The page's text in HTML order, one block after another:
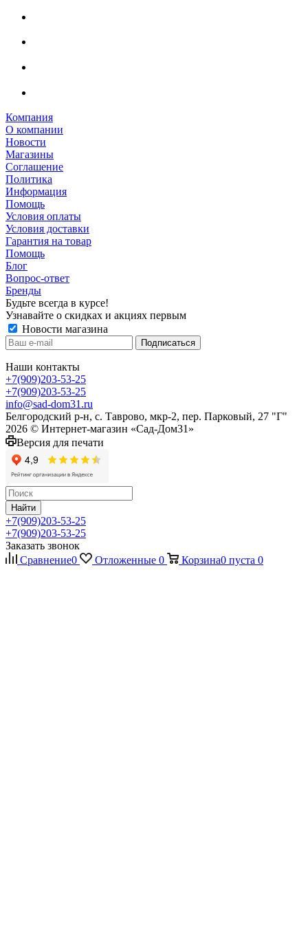
Компания
О компании
Новости
Магазины
Соглашение
Политика
Информация
Помощь
Условия оплаты
Условия доставки
Гарантия на товар
Помощь
Блог
Вопрос-ответ
Бренды
Будьте всегда в курсе!
Узнавайте о скидках и акциях первым
Новости магазина
Наши контакты
+7(909)203-53-25
+7(909)203-53-25
info@sad-dom31.ru
Белгородский р-н, с. Таврово, мкр-2, пер. Парковый, 27 "Г"
2026 © Интернет-магазин «Сад-Дом31»
Версия для печати
Найти
+7(909)203-53-25
+7(909)203-53-25
Заказать звонок
Сравнение0 Отложенные 0 Корзина0 пуста 0